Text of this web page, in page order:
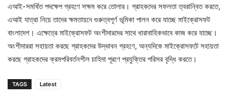
এআই-সমর্থিত পদক্ষেপ গ্রহণে সক্ষম করে তোলার। গ্রাহকদের সফলতা ত্বরান্বিত করতে,
এআই যাত্রা নিয়ে তাদের ক্ষমতায়নে গুরুত্বপূর্ণ ভূমিকা পালন করে যাচ্ছে মাইক্রোসফট
বাংলাদেশ। এক্ষেত্রে মাইক্রোসফট অংশীদারদের সাথে ধারাবাহিকভাবে কাজ করে যাচ্ছে।
অংশীদাররা সহায়তা করছে গ্রাহকদের উদ্ভাবন গ্রহণে, অন্যদিকে মাইক্রোসফটে সহায়তা
করছে গ্রাহকদের ক্রমপরিবর্তনশীল চাহিদা পূরণে প্রযুক্তির পরিসর বৃদ্ধি করতে।
TAGS Latest